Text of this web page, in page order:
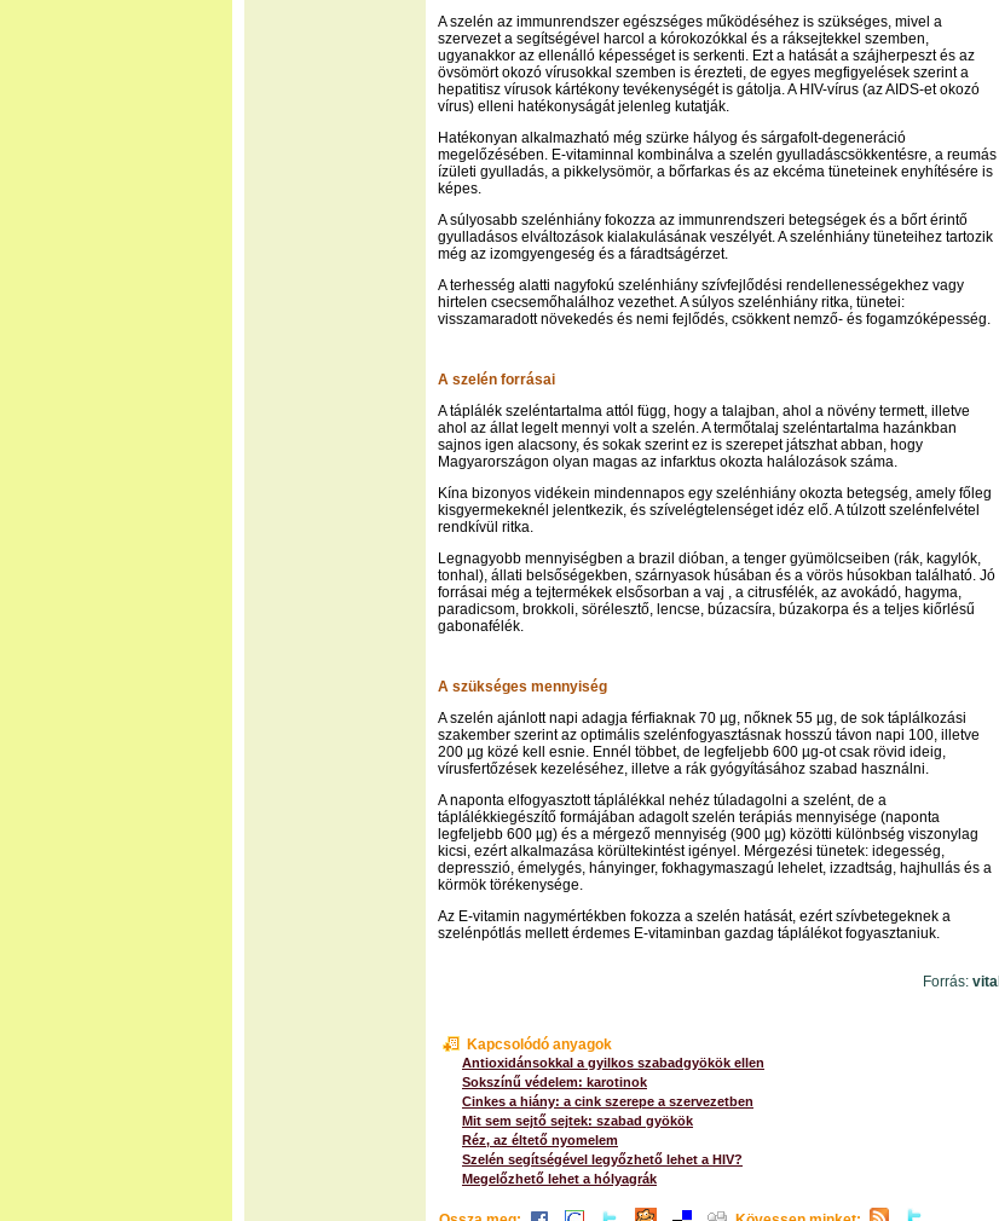
A szelén az immunrendszer egészséges működéséhez is szükséges, mivel a
szervezet a segítségével harcol a kórokozókkal és a ráksejtekkel szemben,
ugyanakkor az ellenálló képességet is serkenti. Ezt a hatását a szájherpeszt és az
övsömört okozó vírusokkal szemben is érezteti, de egyes megfigyelések szerint a
hepatitisz vírusok kártékony tevékenységét is gátolja. A HIV-vírus (az AIDS-et okozó
vírus) elleni hatékonyságát jelenleg kutatják.
Hatékonyan alkalmazható még szürke hályog és sárgafolt-degeneráció
megelőzésében. E-vitaminnal kombinálva a szelén gyulladáscsökkentésre, a reumás
ízületi gyulladás, a pikkelysömör, a bőrfarkas és az ekcéma tüneteinek enyhítésére is
képes.
A súlyosabb szelénhiány fokozza az immunrendszeri betegségek és a bőrt érintő
gyulladásos elváltozások kialakulásának veszélyét. A szelénhiány tüneteihez tartozik
még az izomgyengeség és a fáradtságérzet.
A terhesség alatti nagyfokú szelénhiány szívfejlődési rendellenességekhez vagy
hirtelen csecsemőhalálhoz vezethet. A súlyos szelénhiány ritka, tünetei:
visszamaradott növekedés és nemi fejlődés, csökkent nemző- és fogamzóképesség.
A szelén forrásai
A táplálék szeléntartalma attól függ, hogy a talajban, ahol a növény termett, illetve
ahol az állat legelt mennyi volt a szelén. A termőtalaj szeléntartalma hazánkban
sajnos igen alacsony, és sokak szerint ez is szerepet játszhat abban, hogy
Magyarországon olyan magas az infarktus okozta halálozások száma.
Kína bizonyos vidékein mindennapos egy szelénhiány okozta betegség, amely főleg
kisgyermekeknél jelentkezik, és szívelégtelenséget idéz elő. A túlzott szelénfelvétel
rendkívül ritka.
Legnagyobb mennyiségben a brazil dióban, a tenger gyümölcseiben (rák, kagylók,
tonhal), állati belsőségekben, szárnyasok húsában és a vörös húsokban található. Jó
forrásai még a tejtermékek elsősorban a vaj , a citrusfélék, az avokádó, hagyma,
paradicsom, brokkoli, sörélesztő, lencse, búzacsíra, búzakorpa és a teljes kiőrlésű
gabonafélék.
A szükséges mennyiség
A szelén ajánlott napi adagja férfiaknak 70 µg, nőknek 55 µg, de sok táplálkozási
szakember szerint az optimális szelénfogyasztásnak hosszú távon napi 100, illetve
200 µg közé kell esnie. Ennél többet, de legfeljebb 600 µg-ot csak rövid ideig,
vírusfertőzések kezeléséhez, illetve a rák gyógyításához szabad használni.
A naponta elfogyasztott táplálékkal nehéz túladagolni a szelént, de a
táplálékkiegészítő formájában adagolt szelén terápiás mennyisége (naponta
legfeljebb 600 µg) és a mérgező mennyiség (900 µg) közötti különbség viszonylag
kicsi, ezért alkalmazása körültekintést igényel. Mérgezési tünetek: idegesség,
depresszió, émelygés, hányinger, fokhagymaszagú lehelet, izzadtság, hajhullás és a
körmök törékenysége.
Az E-vitamin nagymértékben fokozza a szelén hatását, ezért szívbetegeknek a
szelénpótlás mellett érdemes E-vitaminban gazdag táplálékot fogyasztaniuk.
Forrás: vital
Kapcsolódó anyagok
Antioxidánsokkal a gyilkos szabadgyökök ellen
Sokszínű védelem: karotinok
Cinkes a hiány: a cink szerepe a szervezetben
Mit sem sejtő sejtek: szabad gyökök
Réz, az éltető nyomelem
Szelén segítségével legyőzhető lehet a HIV?
Megelőzhető lehet a hólyagrák